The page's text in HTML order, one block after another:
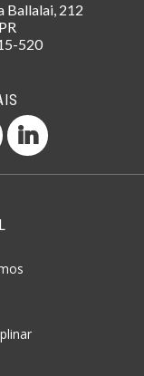
Ballalai, 212
520